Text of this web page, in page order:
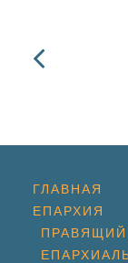
ГЛАВНАЯ
ЕПАРХИЯ
ПРАВЯЩИЙ